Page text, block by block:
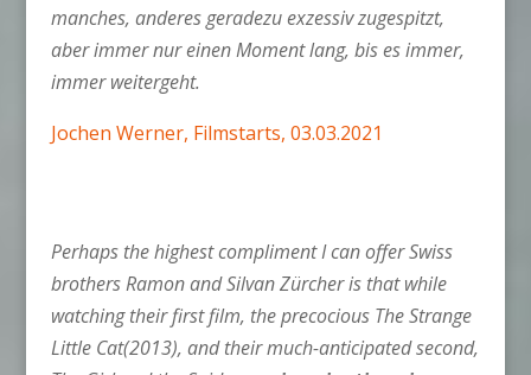
manches, anderes geradezu exzessiv zugespitzt,
aber immer nur einen Moment lang, bis es immer,
immer weitergeht.
Jochen Werner, Filmstarts, 03.03.2021
Perhaps the highest compliment I can offer Swiss
brothers Ramon and Silvan Zürcher is that while
watching their first film, the precocious The Strange
Little Cat(2013), and their much-anticipated second,